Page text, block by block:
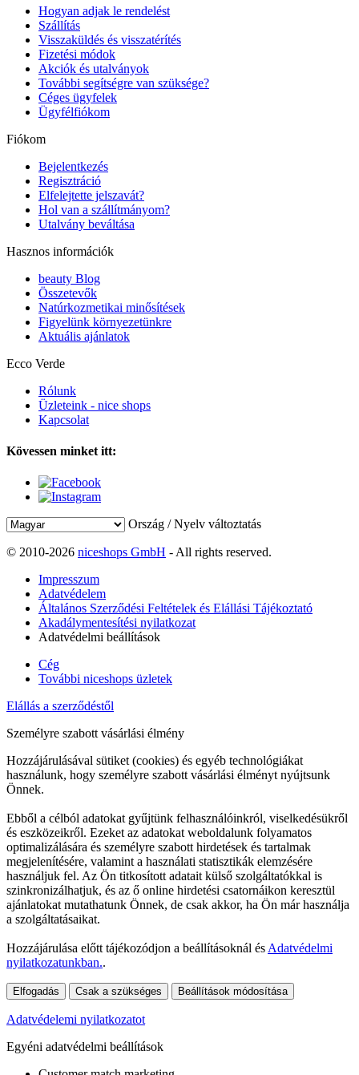
Hogyan adjak le rendelést
Szállítás
Visszaküldés és visszatérítés
Fizetési módok
Akciók és utalványok
További segítségre van szüksége?
Céges ügyfelek
Ügyfélfiókom
Fiókom
Bejelentkezés
Regisztráció
Elfelejtette jelszavát?
Hol van a szállítmányom?
Utalvány beváltása
Hasznos információk
beauty Blog
Összetevők
Natúrkozmetikai minősítések
Figyelünk környezetünkre
Aktuális ajánlatok
Ecco Verde
Rólunk
Üzleteink - nice shops
Kapcsolat
Kövessen minket itt:
Ország / Nyelv változtatás
© 2010-2026 niceshops GmbH - All rights reserved.
Impresszum
Adatvédelem
Általános Szerződési Feltételek és Elállási Tájékoztató
Akadálymentesítési nyilatkozat
Adatvédelmi beállítások
Cég
További niceshops üzletek
Elállás a szerződéstől
Személyre szabott vásárlási élmény
Hozzájárulásával sütiket (cookies) és egyéb technológiákat
használunk, hogy személyre szabott vásárlási élményt nyújtsunk
Önnek.
Ebből a célból adatokat gyűjtünk felhasználóinkról, viselkedésükről
és eszközeikről. Ezeket az adatokat weboldalunk folyamatos
optimalizálására és személyre szabott hirdetések és tartalmak
megjelenítésére, valamint a használati statisztikák elemzésére
használjuk fel. Az Ön titkosított adatait külső szolgáltatókkal is
szinkronizálhatjuk, és az ő online hirdetési csatornáikon keresztül
ajánlatokat mutathatunk Önnek, de csak akkor, ha Ön már használja
a szolgáltatásaikat.
Hozzájárulása előtt tájékozódjon a beállításoknál és Adatvédelmi
nyilatkozatunkban..
Elfogadás Csak a szükséges Beállítások módosítása
Adatvédelemi nyilatkozatot
Egyéni adatvédelmi beállítások